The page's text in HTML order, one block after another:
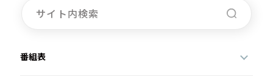
番組表